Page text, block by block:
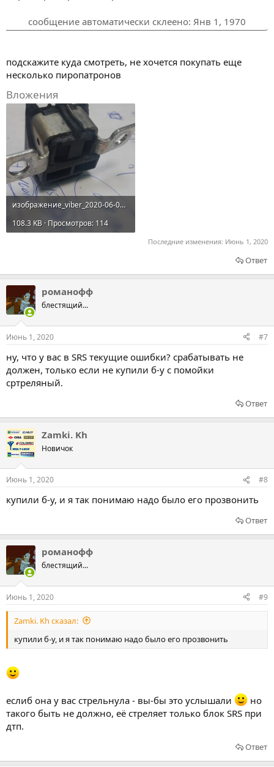
сообщение автоматически склеено: Янв 1, 1970
подскажите куда смотреть, не хочется покупать еще
несколько пиропатронов
Вложения
изображение_viber_2020-06-01_19-07-26.jpg
108.3 KB · Просмотров: 114
Последние изменения: Июнь 1, 2020
Ответ
романофф
блестящий...
Июнь 1, 2020 #7
ну, что у вас в SRS текущие ошибки? срабатывать не
должен, только если не купили б-у с помойки
сртреляный.
Ответ
Zamki. Kh
Новичок
Июнь 1, 2020 #8
купили б-у, и я так понимаю надо было его прозвонить
Ответ
романофф
блестящий...
Июнь 1, 2020 #9
Zamki. Kh сказал:
купили б-у, и я так понимаю надо было его прозвонить
еслиб она у вас стрельнула - вы-бы это услышали
но
такого быть не должно, её стреляет только блок SRS при
дтп.
Ответ